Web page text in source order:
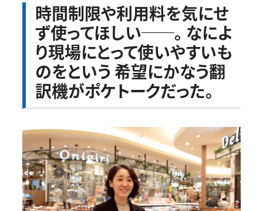
時間制限や利用料を気にせ
ず使ってほしい──。 なによ
り現場にとって使いやすいも
のをという 希望にかなう翻
訳機がポケトークだった。